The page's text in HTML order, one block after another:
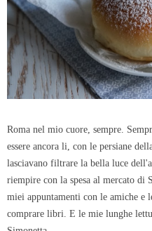
Roma nel mio cuore, sempre.
essere ancora li, con le persiane
lasciavano filtrare la bella luce
riempire con la spesa al mercato
miei appuntamenti con le amiche e
comprare libri. E le mie lunghe